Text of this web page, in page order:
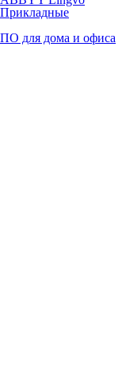
Прикладные
ПО для дома и офиса